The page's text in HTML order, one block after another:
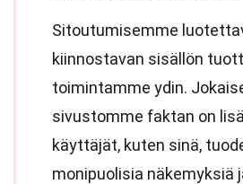
Sitoutumisemme
kiinnostavan sisällön
toimintamme ydin.
sivustomme faktan on
käyttäjät, kuten sinä,
monipuolisia näkemyksiä